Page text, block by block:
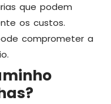
que podem
os custos.
comprometer a